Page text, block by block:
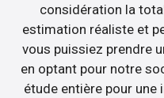
considération la
estimation réaliste et
vous puissiez prendre
en optant pour notre
étude entière pour